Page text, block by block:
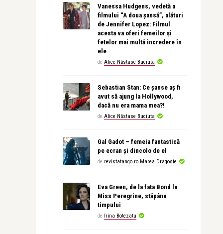
Vanessa Hudgens, vedetă a
filmului “A doua șansă”, alături
de Jennifer Lopez: Filmul
acesta va oferi femeilor și
fetelor mai multă încredere în
ele
de Alice Năstase Buciuta
Sebastian Stan: Ce șanse aș fi
avut să ajung la Hollywood,
dacă nu era mama mea?!
de Alice Năstase Buciuta
Gal Gadot – femeia fantastică
pe ecran și dincolo de el
de revistatango.ro Marea Dragoste
Eva Green, de la fata Bond la
Miss Peregrine, stăpâna
timpului
de Irina Botezatu